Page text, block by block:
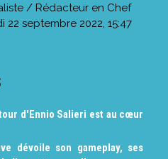
/ Rédacteur en Chef
22 septembre 2022, 15:47
d'Ennio Salieri est au cœur
dévoile son gameplay, ses